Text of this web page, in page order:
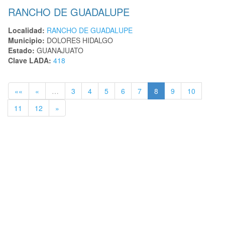
RANCHO DE GUADALUPE
Localidad: RANCHO DE GUADALUPE
Municipio: DOLORES HIDALGO
Estado: GUANAJUATO
Clave LADA: 418
«« « … 3 4 5 6 7 8 9
10
11
12 »